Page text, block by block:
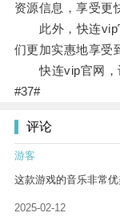
资源信息，享受更
此外，快连vip
们更加实惠地享受
快连vip官网，
#37#
评论
游客
这款游戏的音乐非常优
2025-02-12